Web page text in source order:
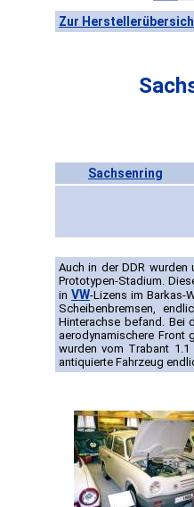
Zur
Sachsenring
Auch in der DDR
Prototypen-Stadium.
inVW-Lizens im Barkas-
Scheibenbremsen,
Hinterachse befand. Bei
aerodynamischere Front
wurden vom Trabant
antiquierte Fahrzeug